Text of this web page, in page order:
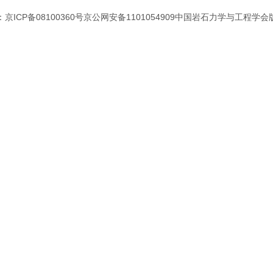
京ICP备08100360号京公网安备1101054909中国岩石力学与工程学会